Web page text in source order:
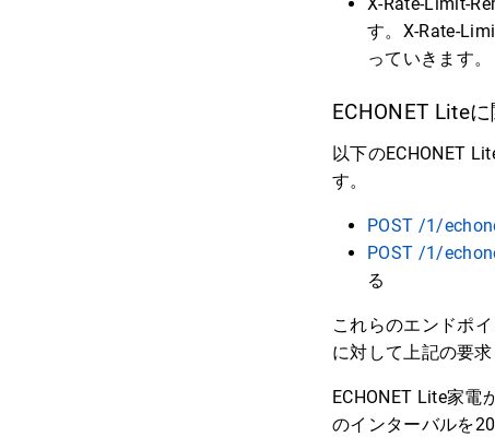
す。X-Rate-
っていきます。
ECHONET Lite
以下のECHONET
す。
POST /1/
POST /1/
る
これらのエンドポ
に対して上記の要求
ECHONET Lite家電
のインターバルを